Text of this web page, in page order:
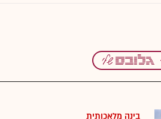
בינה מלאכותית